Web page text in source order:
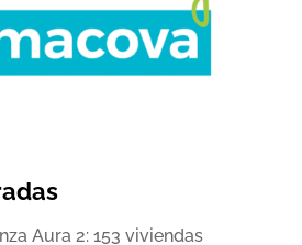
Aura 2: 153 viviendas